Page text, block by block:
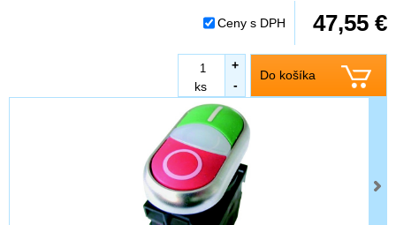
Ceny s DPH 47,55 €
Do košíka
-
ks
+